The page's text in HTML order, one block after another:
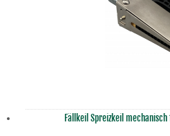
Fällkeil Spreizkeil